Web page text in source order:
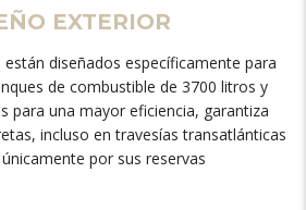
EXTERIOR
están diseñados específicamente para
de combustible de 3700 litros y
para una mayor eficiencia, garantiza
incluso en travesías transatlánticas
por sus reservas